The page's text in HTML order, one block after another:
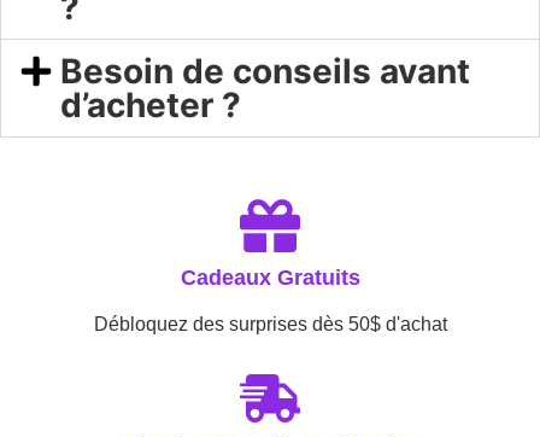
Besoin de conseils avant
d’acheter ?
Cadeaux Gratuits
Débloquez des surprises dès 50$ d'achat